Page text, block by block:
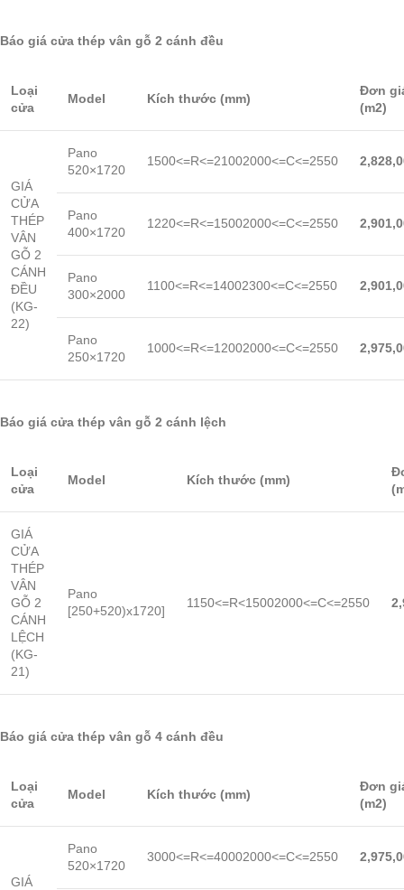
Báo giá cửa thép vân gỗ 2 cánh đều
Loại
cửa
Model Kích thước (mm)
Đơn
(m2)
GIÁ
CỬA
THÉP
VÂN
GỖ 2
CÁNH
ĐỀU
(KG-
22)
Pano
520×1720
1500<=R<=21002000<=C<=2550
Pano
400×1720
1220<=R<=15002000<=C<=2550
Pano
300×2000
1100<=R<=14002300<=C<=2550
Pano
250×1720
1000<=R<=12002000<=C<=2550
Báo giá cửa thép vân gỗ 2 cánh lệch
Loại
cửa
Model Kích thước (mm)
GIÁ
CỬA
THÉP
VÂN
GỖ 2
CÁNH
LỆCH
(KG-
21)
Pano
[250+520)x1720]
1150<=R<15002000<=C<=2550
Báo giá cửa thép vân gỗ 4 cánh đều
Loại
cửa
Model Kích thước (mm)
Đơn
(m2)
GIÁ
Pano
520×1720
3000<=R<=40002000<=C<=2550